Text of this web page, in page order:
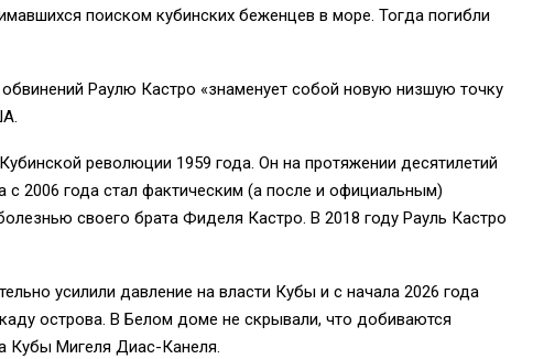
поиском кубинских беженцев в море. Тогда погибли
Раулю Кастро «знаменует собой новую низшую точку
революции 1959 года. Он на протяжении десятилетий
с 2006 года стал фактическим (а после и официальным)
своего брата Фиделя Кастро. В 2018 году Рауль Кастро
усилили давление на власти Кубы и с начала 2026 года
острова. В Белом доме не скрывали, что добиваются
Кубы Мигеля Диас-Канеля.